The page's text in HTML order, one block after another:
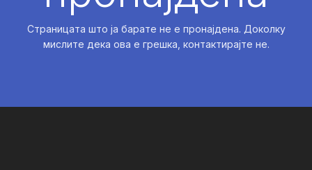
Страницата што ја барате не е пронајдена. Доколку
мислите дека ова е грешка, контактирајте не.